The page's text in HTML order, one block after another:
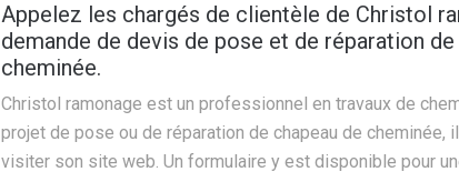
Appelez les chargés de clientèle de Christol
demande de devis de pose et de réparation de
cheminée.
Christol ramonage est un professionnel en travaux de
projet de pose ou de réparation de chapeau de cheminée,
visiter son site web. Un formulaire y est disponible pour